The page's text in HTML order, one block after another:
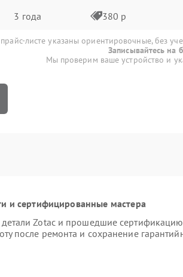
3 года 380 р
листе указаны ориентировочные, без
Записывайтесь на
Мы проверим ваше устройство и
и сертифицированные мастера
Zotac и прошедшие
после ремонта и сохранение